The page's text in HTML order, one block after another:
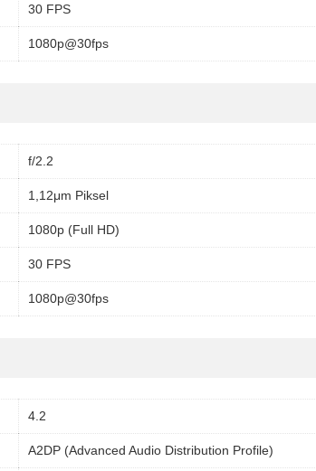
30 FPS
1080p@30fps
f/2.2
1,12μm Piksel
1080p (Full HD)
30 FPS
1080p@30fps
4.2
A2DP (Advanced Audio Distribution Profile)